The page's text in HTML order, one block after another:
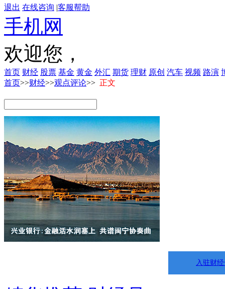
退出 在线咨询 |客服帮助
手机网
欢迎您，
首页 财经 股票 基金 黄金 外汇 期货 理财 原创 汽车 视频 路演
首页>>财经>>观点评论>> 正文
入驻财